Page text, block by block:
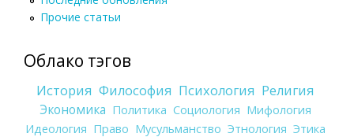
Прочие статьи
Облако тэгов
История Философия Психология Религия
Экономика Политика Социология Мифология
Идеология Право Мусульманство Этнология Этика